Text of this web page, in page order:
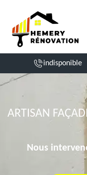
indisponible
ARTISAN
Nous